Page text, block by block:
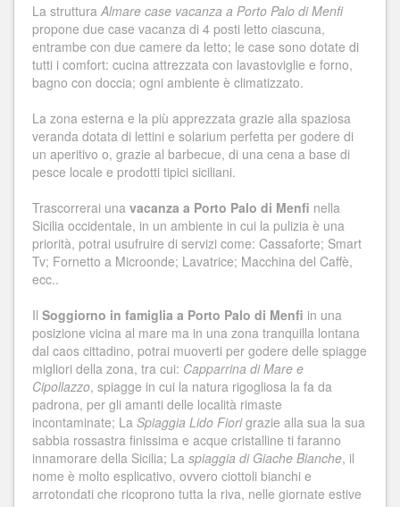
La struttura Almare case vacanza a Porto Palo di Menfi
propone due case vacanza di 4 posti letto ciascuna,
entrambe con due camere da letto; le case sono dotate di
tutti i comfort: cucina attrezzata con lavastoviglie e forno,
bagno con doccia; ogni ambiente è climatizzato.
La zona esterna e la più apprezzata grazie alla spaziosa
veranda dotata di lettini e solarium perfetta per godere di
un aperitivo o, grazie al barbecue, di una cena a base di
pesce locale e prodotti tipici siciliani.
Trascorrerai una vacanza a Porto Palo di Menfi nella
Sicilia occidentale, in un ambiente in cui la pulizia è una
priorità, potrai usufruire di servizi come: Cassaforte; Smart
Tv; Fornetto a Microonde; Lavatrice; Macchina del Caffè,
ecc..
Il Soggiorno in famiglia a Porto Palo di Menfi in una
posizione vicina al mare ma in una zona tranquilla lontana
dal caos cittadino, potrai muoverti per godere delle spiagge
migliori della zona, tra cui: Capparrina di Mare e
Cipollazzo, spiagge in cui la natura rigogliosa la fa da
padrona, per gli amanti delle località rimaste
incontaminate; La Spiaggia Lido Fiorigrazie alla sua la sua
sabbia rossastra finissima e acque cristalline ti faranno
innamorare della Sicilia; La spiaggia di Giache Bianche, il
nome è molto esplicativo, ovvero ciottoli bianchi e
arrotondati che ricoprono tutta la riva, nelle giornate estive